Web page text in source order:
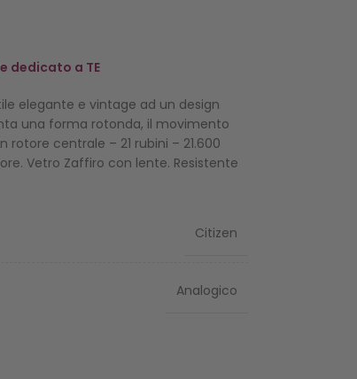
dedicato a TE
elegante e vintage ad un design
una forma rotonda, il movimento
centrale – 21 rubini – 21.600
Vetro Zaffiro con lente. Resistente
Citizen
Analogico